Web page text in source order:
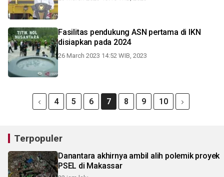
Fasilitas pendukung ASN pertama di IKN
disiapkan pada 2024
26 March 2023 14:52 WIB, 2023
4 5 6 7 8 9 10
Terpopuler
Danantara akhirnya ambil alih polemik proyek
PSEL di Makassar